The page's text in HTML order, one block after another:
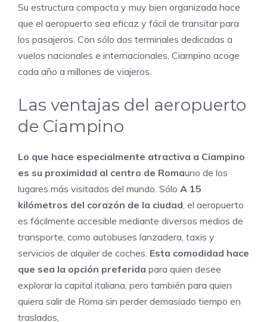
Su estructura compacta y muy bien organizada hace
que el aeropuerto sea eficaz y fácil de transitar para
los pasajeros. Con sólo dos terminales dedicadas a
vuelos nacionales e internacionales, Ciampino acoge
cada año a millones de viajeros.
Las ventajas del aeropuerto
de Ciampino
Lo que hace especialmente atractiva a Ciampino
es su proximidad al centro de Romauno de los
lugares más visitados del mundo. Sólo A 15
kilómetros del corazón de la ciudad , el aeropuerto
es fácilmente accesible mediante diversos medios de
transporte, como autobuses lanzadera, taxis y
servicios de alquiler de coches. Esta comodidad hace
que sea la opción preferida para quien desee
explorar la capital italiana, pero también para quien
quiera salir de Roma sin perder demasiado tiempo en
traslados,